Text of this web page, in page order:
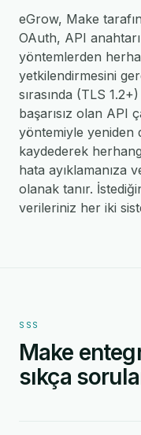
eGrow, Make
OAuth, API
yöntemlerden
yetkilendirmesini
sırasında (TLS
başarısız olan API
yöntemiyle yeniden
kaydederek
hata ayıklamanıza
olanak tanır.
verileriniz her iki
SSS
Make
sıkça